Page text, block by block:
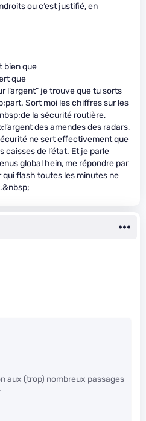
ou c’est justifié, en
bien que
que
je trouve que tu sorts
Sort moi les chiffres sur les
la sécurité routière,
des amendes des radars,
ne sert effectivement que
de l’état. Et je parle
global hein, me répondre par
qui flash toutes les minutes ne
aux (trop) nombreux passages